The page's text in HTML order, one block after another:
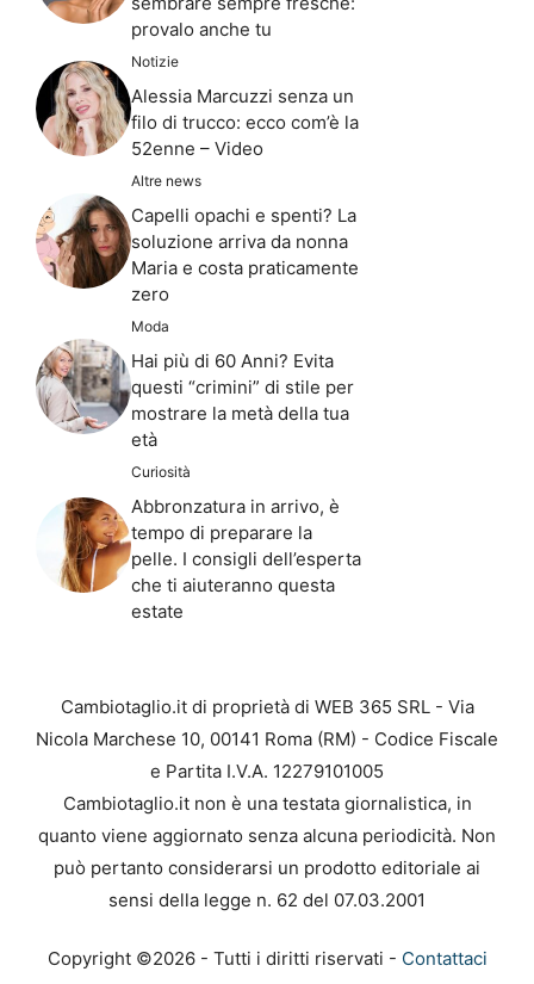
provalo anche tu
Notizie
Alessia Marcuzzi senza un
filo di trucco: ecco com’è la
52enne – Video
Altre news
Capelli opachi e spenti? La
soluzione arriva da nonna
Maria e costa praticamente
zero
Moda
Hai più di 60 Anni? Evita
questi “crimini” di stile per
mostrare la metà della tua
età
Curiosità
Abbronzatura in arrivo, è
tempo di preparare la
pelle. I consigli dell’esperta
che ti aiuteranno questa
estate
Cambiotaglio.it di proprietà di WEB 365 SRL - Via
Nicola Marchese 10, 00141 Roma (RM) - Codice Fiscale
e Partita I.V.A. 12279101005
Cambiotaglio.it non è una testata giornalistica, in
quanto viene aggiornato senza alcuna periodicità. Non
può pertanto considerarsi un prodotto editoriale ai
sensi della legge n. 62 del 07.03.2001
Copyright ©2026 - Tutti i diritti riservati - Contattaci